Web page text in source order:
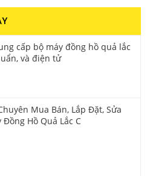
cấp bộ máy đồng hồ quả lắc
và điện tử
Mua Bán, Lắp Đặt, Sửa
Đồng Hồ Quả Lắc C